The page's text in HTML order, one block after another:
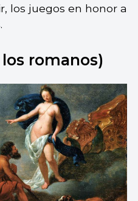
los juegos en honor a
romanos)